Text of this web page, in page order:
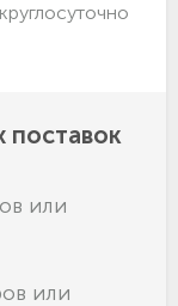
поставок
или
или